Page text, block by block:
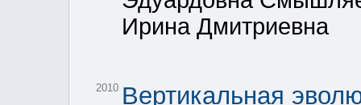
Ирина Дмитриевна
2010 Вертикальная